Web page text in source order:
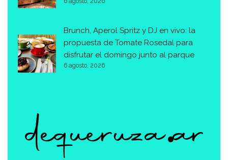
Brunch, Aperol Spritz y DJ en vivo: la
propuesta de Tomate Rosedal para
disfrutar el domingo junto al parque
6 agosto, 2026